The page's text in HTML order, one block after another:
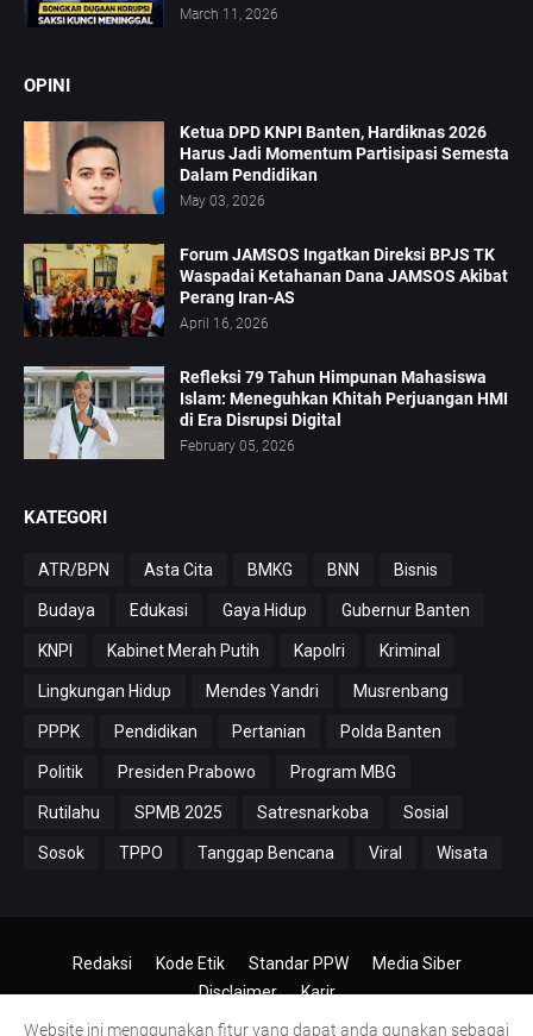
March 11, 2026
OPINI
Ketua DPD KNPI Banten, Hardiknas 2026
Harus Jadi Momentum Partisipasi Semesta
Dalam Pendidikan
May 03, 2026
Forum JAMSOS Ingatkan Direksi BPJS TK
Waspadai Ketahanan Dana JAMSOS Akibat
Perang Iran-AS
April 16, 2026
Refleksi 79 Tahun Himpunan Mahasiswa
Islam: Meneguhkan Khitah Perjuangan HMI
di Era Disrupsi Digital
February 05, 2026
KATEGORI
ATR/BPN Asta Cita BMKG BNN Bisnis
Budaya Edukasi Gaya Hidup Gubernur Banten
KNPI Kabinet Merah Putih Kapolri Kriminal
Lingkungan Hidup Mendes Yandri Musrenbang
PPPK Pendidikan Pertanian Polda Banten
Politik Presiden Prabowo Program MBG
Rutilahu SPMB 2025 Satresnarkoba Sosial
Sosok TPPO Tanggap Bencana Viral Wisata
Redaksi Kode Etik Standar PPW
Media Siber
Disclaimer
Karir
Website ini menggunakan fitur yang dapat anda gunakan sebagai